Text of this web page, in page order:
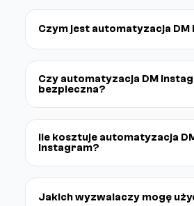
Czym jest automatyzacja DM
Czy automatyzacja DM
bezpieczna?
Ile kosztuje automatyzacja
Instagram?
Jakich wyzwalaczy mogę